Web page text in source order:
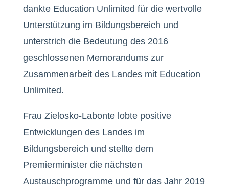
dankte Education Unlimited für die wertvolle
Unterstützung im Bildungsbereich und
unterstrich die Bedeutung des 2016
geschlossenen Memorandums zur
Zusammenarbeit des Landes mit Education
Unlimited.
Frau Zielosko-Labonte lobte positive
Entwicklungen des Landes im
Bildungsbereich und stellte dem
Premierminister die nächsten
Austauschprogramme und für das Jahr 2019